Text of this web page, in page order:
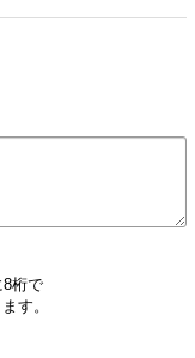
桁で
す。